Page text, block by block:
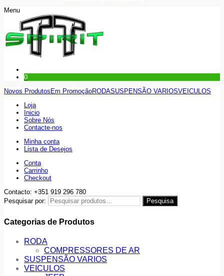
Menu
0
Novos Produtos Em PromoçãoRODASUSPENSÃO VARIOSVEICULOS
Loja
Inicio
Sobre Nós
Contacte-nos
Minha conta
Lista de Desejos
Conta
Carrinho
Checkout
Contacto: +351 919 296 780
Pesquisar por:
Pesquisa
Categorias de Produtos
RODA
COMPRESSORES DE AR
SUSPENSÃO VARIOS
VEICULOS